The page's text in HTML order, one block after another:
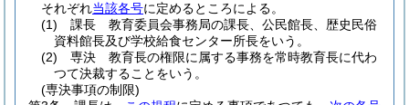
それぞれ当該各号に定めるところによる。
(1)
課長 教育委員会事務局の課長、公民館長、歴史民俗
資料館長及び学校給食センター所長をいう。
(2)
専決 教育長の権限に属する事務を常時教育長に代わ
つて決裁することをいう。
(専決事項の制限)